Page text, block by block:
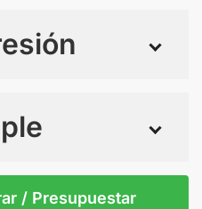
/ Presupuestar